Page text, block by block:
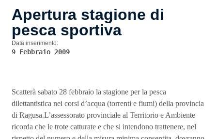
Apertura stagione di
pesca sportiva
Data inserimento:
9 Febbraio 2009
Scatterà sabato 28 febbraio la stagione per la pesca
dilettantistica nei corsi d’acqua (torrenti e fiumi) della provincia
di Ragusa.L’assessorato provinciale al Territorio e Ambiente
ricorda che le trote catturate e che si intendono trattenere, nel